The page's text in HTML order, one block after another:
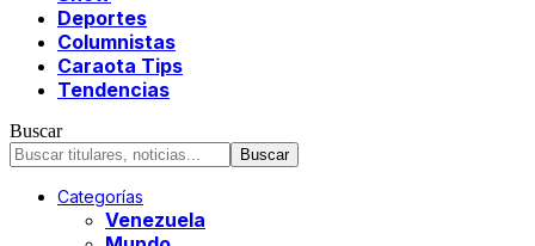
Deportes
Columnistas
Caraota Tips
Tendencias
Buscar
Categorías
Venezuela